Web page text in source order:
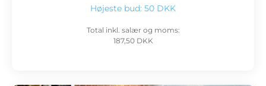
Højeste bud: 50 DKK
Total inkl. salær og moms:
187,50 DKK